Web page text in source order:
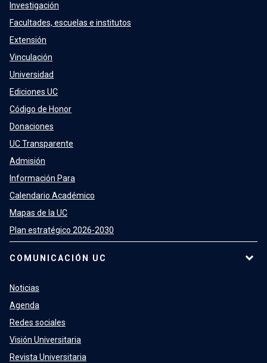
Investigación
Facultades, escuelas e institutos
Extensión
Vinculación
Universidad
Ediciones UC
Código de Honor
Donaciones
UC Transparente
Admisión
Información Para
Calendario Académico
Mapas de la UC
Plan estratégico 2026-2030
COMUNICACIÓN UC
Noticias
Agenda
Redes sociales
Visión Universitaria
Revista Universitaria